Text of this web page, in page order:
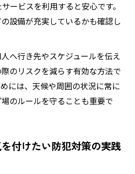
サービスを利用すると安心です。
設備が充実しているかも確認し
へ行き先やスケジュールを伝え
のリスクを減らす有効な方法で
には、天候や周囲の状況に常に
のルールを守ることも重要で
付けたい防犯対策の実践